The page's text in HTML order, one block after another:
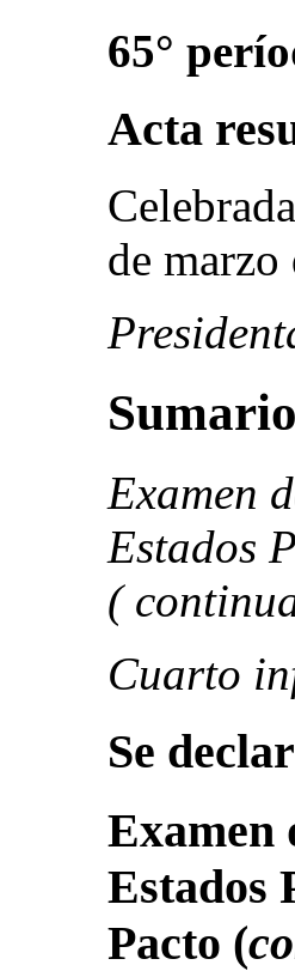
65°
Acta
de marzo
Sumario
Examen
Estados
(
Cuarto
Se
Examen
Estados
Pacto (